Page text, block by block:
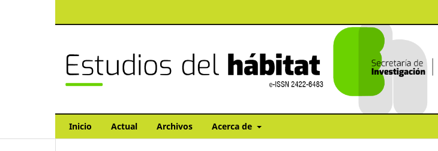
Inicio Actual Archivos Acerca de